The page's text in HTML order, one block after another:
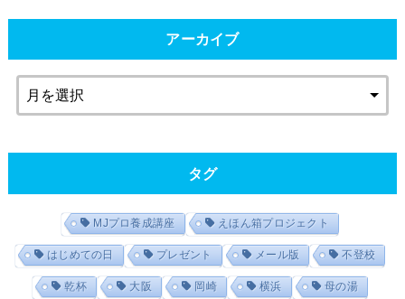
アーカイブ
タグ
MJプロ養成講座 えほん箱プロジェクト
はじめての日 プレゼント メール版 不登校
乾杯 大阪 岡崎 横浜 母の湯